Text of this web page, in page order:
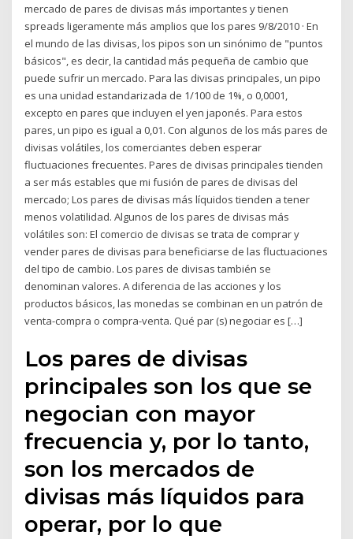
mercado de pares de divisas más importantes y tienen
spreads ligeramente más amplios que los pares 9/8/2010 · En
el mundo de las divisas, los pipos son un sinónimo de "puntos
básicos", es decir, la cantidad más pequeña de cambio que
puede sufrir un mercado. Para las divisas principales, un pipo
es una unidad estandarizada de 1/100 de 1%, o 0,0001,
excepto en pares que incluyen el yen japonés. Para estos
pares, un pipo es igual a 0,01. Con algunos de los más pares de
divisas volátiles, los comerciantes deben esperar
fluctuaciones frecuentes. Pares de divisas principales tienden
a ser más estables que mi fusión de pares de divisas del
mercado; Los pares de divisas más líquidos tienden a tener
menos volatilidad. Algunos de los pares de divisas más
volátiles son: El comercio de divisas se trata de comprar y
vender pares de divisas para beneficiarse de las fluctuaciones
del tipo de cambio. Los pares de divisas también se
denominan valores. A diferencia de las acciones y los
productos básicos, las monedas se combinan en un patrón de
venta-compra o compra-venta. Qué par (s) negociar es […]
Los pares de divisas
principales son los que se
negocian con mayor
frecuencia y, por lo tanto,
son los mercados de
divisas más líquidos para
operar, por lo que